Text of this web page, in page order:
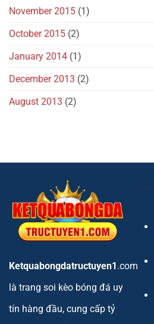
November 2015 (1)
October 2015 (2)
January 2014 (1)
December 2013 (2)
August 2013 (2)
Ketquabongdatructuyen1.com
là trang soi kèo bóng đá uy
tín hàng đầu, cung cấp tỷ